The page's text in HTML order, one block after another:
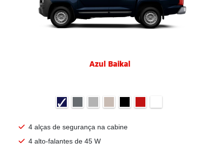
Azul Baikal
4 alças de segurança na cabine
4 alto-falantes de 45 W